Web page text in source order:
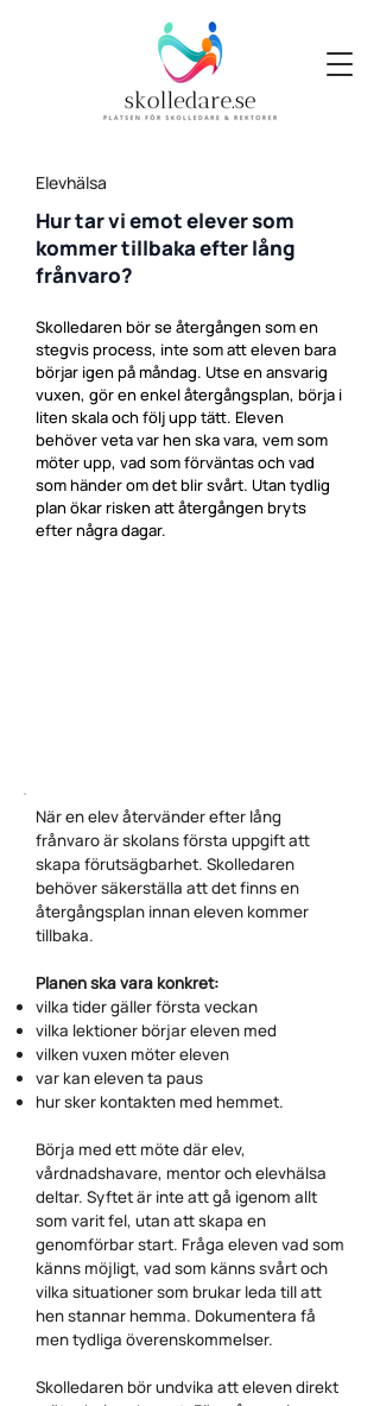
Elevhälsa
Hur tar vi emot elever som
kommer tillbaka efter lång
frånvaro?
Skolledaren bör se återgången som en
stegvis process, inte som att eleven bara
börjar igen på måndag. Utse en ansvarig
vuxen, gör en enkel återgångsplan, börja i
liten skala och följ upp tätt. Eleven
behöver veta var hen ska vara, vem som
möter upp, vad som förväntas och vad
som händer om det blir svårt. Utan tydlig
plan ökar risken att återgången bryts
efter några dagar.
När en elev återvänder efter lång
frånvaro är skolans första uppgift att
skapa förutsägbarhet. Skolledaren
behöver säkerställa att det finns en
återgångsplan innan eleven kommer
tillbaka.
Planen ska vara konkret:
vilka tider gäller första veckan
vilka lektioner börjar eleven med
vilken vuxen möter eleven
var kan eleven ta paus
hur sker kontakten med hemmet.
Börja med ett möte där elev,
vårdnadshavare, mentor och elevhälsa
deltar. Syftet är inte att gå igenom allt
som varit fel, utan att skapa en
genomförbar start. Fråga eleven vad som
känns möjligt, vad som känns svårt och
vilka situationer som brukar leda till att
hen stannar hemma. Dokumentera få
men tydliga överenskommelser.
Skolledaren bör undvika att eleven direkt